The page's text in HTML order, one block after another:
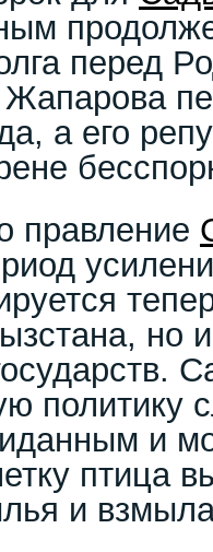
перед
а его
правление
но
политику
и
птица
и